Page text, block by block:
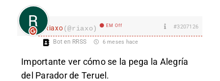
Riaxo(@riaxo) EM Off #3207126
Bot en RRSS 6 meses hace
Importante ver cómo se la pega la Alegría
del Parador de Teruel.